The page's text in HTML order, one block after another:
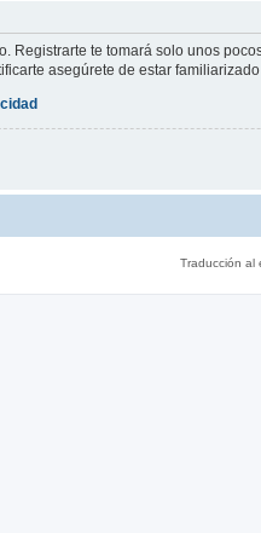
Registrarte te tomará solo unos
asegúrete de estar
Traducción al